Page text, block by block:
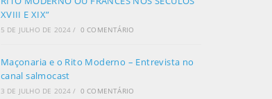
XVIII E XIX”
5 DE JULHO DE 2024 / 0 COMENTÁRIO
Maçonaria e o Rito Moderno – Entrevista no
canal salmocast
3 DE JULHO DE 2024 / 0 COMENTÁRIO